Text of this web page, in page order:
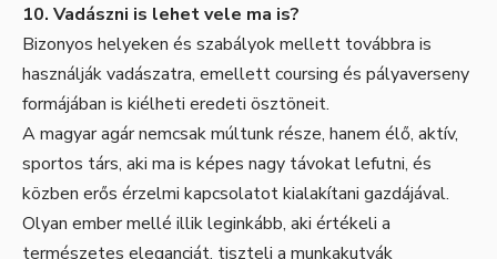
10. Vadászni is lehet vele ma is?
Bizonyos helyeken és szabályok mellett továbbra is
használják vadászatra, emellett coursing és pályaverseny
formájában is kiélheti eredeti ösztöneit.
A magyar agár nemcsak múltunk része, hanem élő, aktív,
sportos társ, aki ma is képes nagy távokat lefutni, és
közben erős érzelmi kapcsolatot kialakítani gazdájával.
Olyan ember mellé illik leginkább, aki értékeli a
természetes eleganciát, tiszteli a munkakutyák